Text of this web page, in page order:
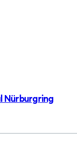
Nürburgring